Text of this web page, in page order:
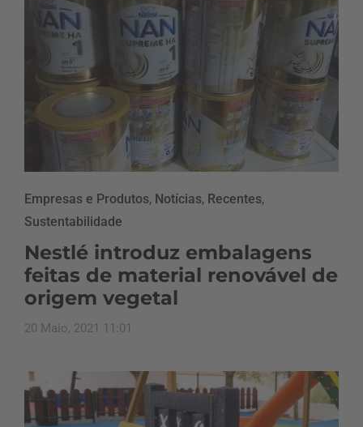
Empresas e Produtos, Notícias, Recentes,
Sustentabilidade
Nestlé introduz embalagens
feitas de material renovável de
origem vegetal
20 Maio, 2021 11:01